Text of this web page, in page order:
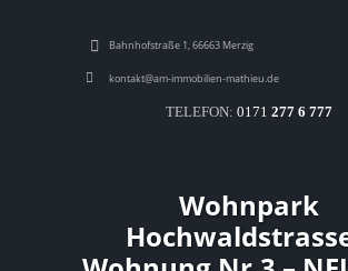
Bahnhofstraße 1, 66663 Merzig
kontakt@am-immobilien-mathieu.de
TELEFON: 0171 277 6 777
Wohnpark